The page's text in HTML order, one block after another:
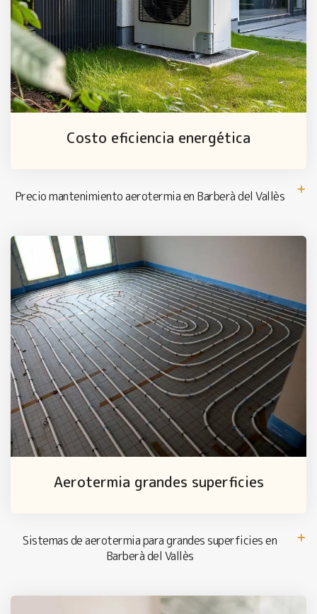
Costo eficiencia energética
Precio mantenimiento aerotermia en Barberà del Vallès
Aerotermia grandes superficies
Sistemas de aerotermia para grandes superficies en
Barberà del Vallès